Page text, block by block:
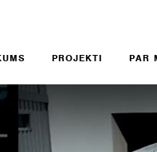
PROJEKTI PAR